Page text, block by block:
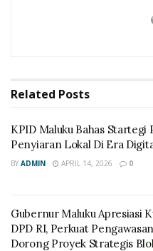
Related Posts
KPID Maluku Bahas Startegi
Penyiaran Lokal Di Era
BY ADMIN APRIL 14, 2026 0
Gubernur Maluku Apresiasi
DPD RI, Perkuat
Dorong Proyek Strategis